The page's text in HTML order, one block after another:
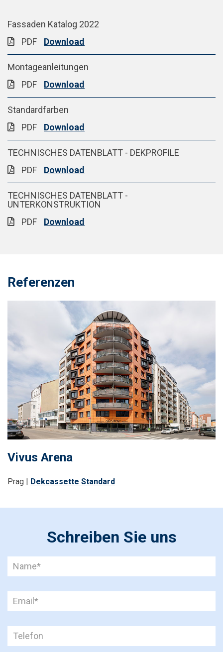
Fassaden Katalog 2022
PDF
Download
Montageanleitungen
PDF
Download
Standardfarben
PDF
Download
TECHNISCHES DATENBLATT - DEKPROFILE
PDF
Download
TECHNISCHES DATENBLATT -
UNTERKONSTRUKTION
PDF
Download
Referenzen
Vivus Arena
Prag | Dekcassette Standard
Schreiben Sie uns